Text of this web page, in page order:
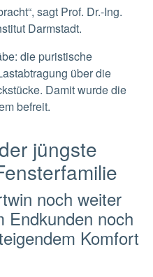
sagt Prof. Dr.-Ing.
Darmstadt.
die puristische
über die
Damit wurde die
befreit.
jüngste
noch weiter
Endkunden noch
Komfort